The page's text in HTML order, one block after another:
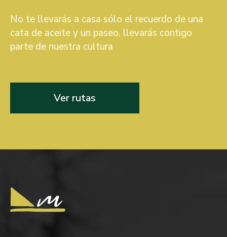
No te llevarás a casa sólo el recuerdo de una
cata de aceite y un paseo, llevarás contigo
parte de nuestra cultura
Ver rutas